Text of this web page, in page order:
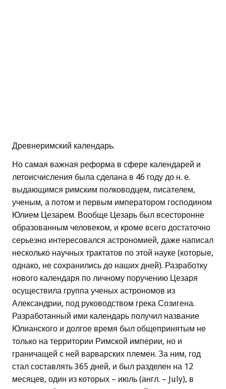
Древнеримский календарь.
Но самая важная реформа в сфере календарей и
летоисчисления была сделана в 46 году до н. е.
выдающимся римским полководцем, писателем,
ученым, а потом и первым императором господином
Юлием Цезарем. Вообще Цезарь был всесторонне
образованным человеком, и кроме всего достаточно
серьезно интересовался астрономией, даже написал
несколько научных трактатов по этой науке (которые,
однако, не сохранились до наших дней). Разработку
нового календаря по личному поручению Цезаря
осуществила группа ученых астрономов из
Александрии, под руководством грека Созигена.
Разработанный ими календарь получил название
Юлианского и долгое время был общепринятым не
только на территории Римской империи, но и
граничащей с ней варварских племен. За ним, год
стал составлять 365 дней, и был разделен на 12
месяцев, один из которых – июль (англ. – July), в